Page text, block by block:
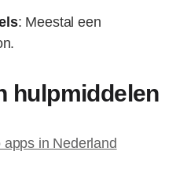
: Meestal een
hulpmiddelen
apps in Nederland